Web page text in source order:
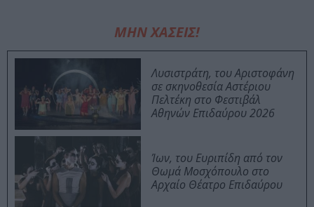
ΜΗΝ ΧΑΣΕΙΣ!
Λυσιστράτη, του Αριστοφάνη
σε σκηνοθεσία Αστέριου
Πελτέκη στο Φεστιβάλ
Αθηνών Επιδαύρου 2026
Ίων, του Ευριπίδη από τον
Θωμά Μοσχόπουλο στο
Αρχαίο Θέατρο Επιδαύρου